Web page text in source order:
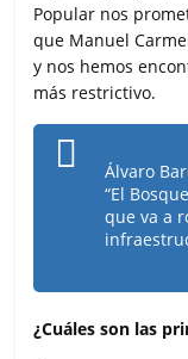
Popular nos
que Manuel
y nos hemos
más restrictivo.
Álvaro
“El
que va a
¿Cuáles son las